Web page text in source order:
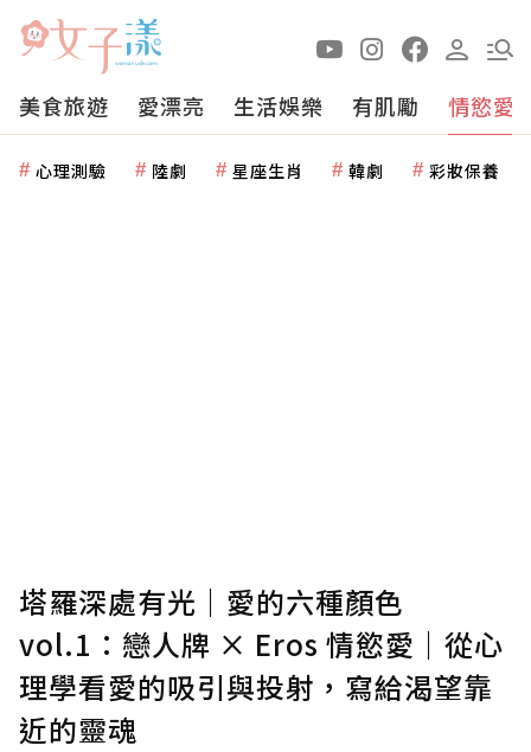
美食旅遊 愛漂亮 生活娛樂 有肌勵 情慾愛
心理測驗 陸劇 星座生肖 韓劇 彩妝保養
塔羅深處有光｜愛的六種顏色
vol.1：戀人牌 × Eros 情慾愛｜從心
理學看愛的吸引與投射，寫給渴望靠
近的靈魂